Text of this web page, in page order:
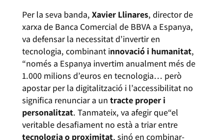
Per la seva banda, Xavier Llinares, director de
xarxa de Banca Comercial de BBVA a Espanya,
va defensar la necessitat d’invertir en
tecnologia, combinant innovació i humanitat,
“només a Espanya invertim anualment més de
1.000 milions d’euros en tecnologia… però
apostar per la digitalització i l’accessibilitat no
significa renunciar a un tracte proper i
personalitzat. Tanmateix, va afegir que“el
veritable desafiament no està a triar entre
tecnologia o proximitat, sinó en combinar-